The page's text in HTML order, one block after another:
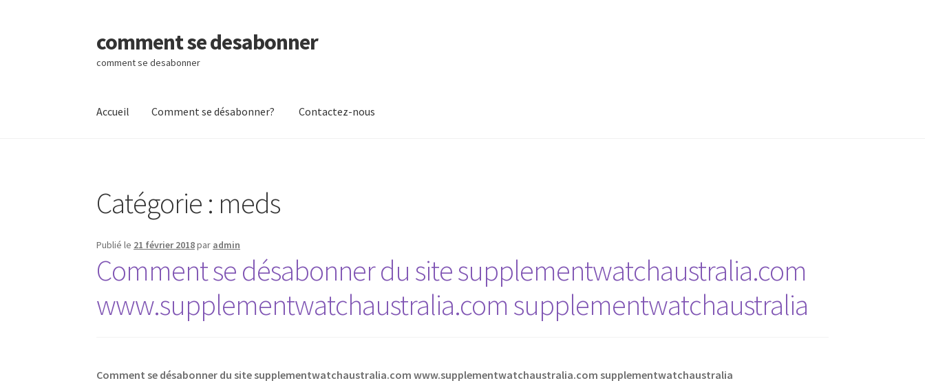
Aller
à
la
Aller
au
contenu
comment se desabonner
comment se desabonner
Accueil Comment se désabonner? Contactez-nous
Catégorie : meds
Publié le 21 février 2018par admin
Comment se désabonner du site supplementwatchaustralia.com
www.supplementwatchaustralia.com supplementwatchaustralia
Comment se désabonner du site supplementwatchaustralia.com www.supplementwatchaustralia.com supplementwatchaustralia